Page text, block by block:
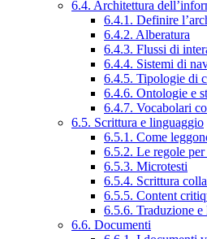
6.4. Architettura
6.4.1. Definire
6.4.2. Alberatura
6.4.3. Flussi di
6.4.4. Sistemi di
6.4.5. Tipologie di
6.4.6. Ontologie e
6.4.7. Vocabolari
6.5. Scrittura e linguaggio
6.5.1. Come
6.5.2. Le regole
6.5.3. Microtesti
6.5.4. Scrittura
6.5.5. Content
6.5.6. Traduzione
6.6. Documenti